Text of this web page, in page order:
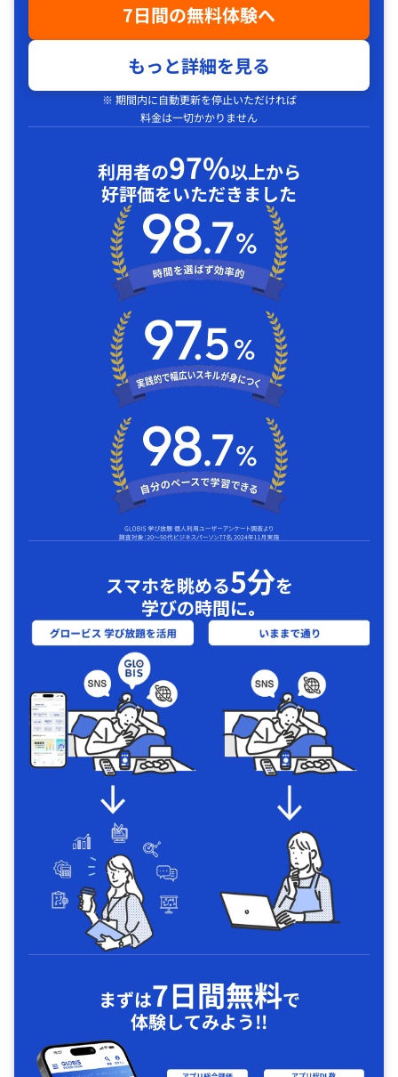
7日間の無料体験へ
もっと詳細を見る
※ 期間内に自動更新を停止いただければ
料金は一切かかりません
利用者の97%以上から
好評価をいただきました
スマホを眺める5分を
学びの時間に｡
まずは7日間無料で
体験してみよう!!